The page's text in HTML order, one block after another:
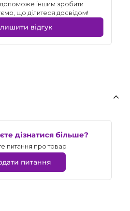
допоможе іншим зробити
що ділитеся досвідом!
відгук
дізнатися більше?
питання про товар
питання